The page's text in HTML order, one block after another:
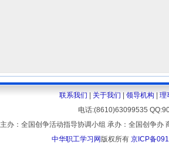
联系我们 关于我们 领导机构
理
电话:(8610)63099535
主办：全国创争活动指导协调小组 承办：全国创争
中华职工学习网 版权所有 京ICP备